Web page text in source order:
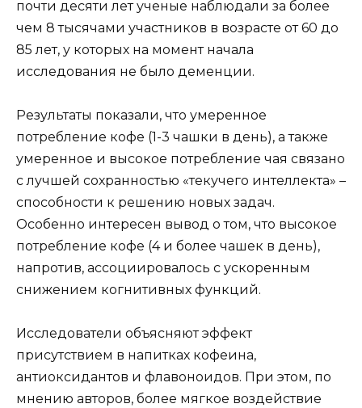
почти десяти лет ученые наблюдали за более
чем 8 тысячами участников в возрасте от 60 до
85 лет, у которых на момент начала
исследования не было деменции.
Результаты показали, что умеренное
потребление кофе (1-3 чашки в день), а также
умеренное и высокое потребление чая связано
с лучшей сохранностью «текучего интеллекта» –
способности к решению новых задач.
Особенно интересен вывод о том, что высокое
потребление кофе (4 и более чашек в день),
напротив, ассоциировалось с ускоренным
снижением когнитивных функций.
Исследователи объясняют эффект
присутствием в напитках кофеина,
антиоксидантов и флавоноидов. При этом, по
мнению авторов, более мягкое воздействие